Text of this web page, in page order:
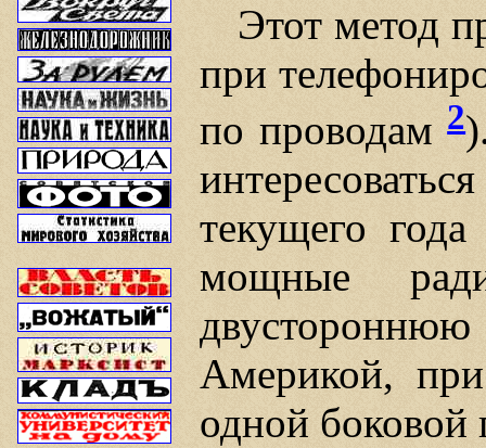
Этот метод
при
по проводам2
текущего
мощные
Америкой,
одной боковой